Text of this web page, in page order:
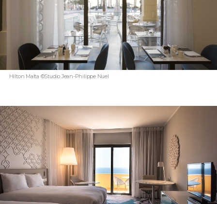
Hilton Malta ©Studio Jean-Philippe Nuel